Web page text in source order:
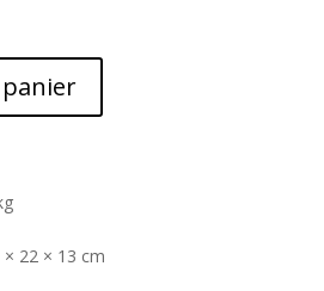
× 22 × 13 cm